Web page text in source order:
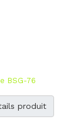
BSG-76
produit